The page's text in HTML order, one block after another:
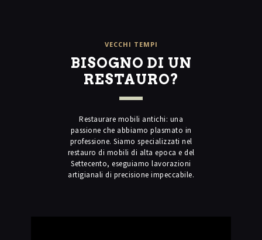
VECCHI TEMPI
BISOGNO DI UN
RESTAURO?
Restaurare mobili antichi: una
passione che abbiamo plasmato in
professione. Siamo specializzati nel
restauro di mobili di alta epoca e del
Settecento, eseguiamo lavorazioni
artigianali di precisione impeccabile.